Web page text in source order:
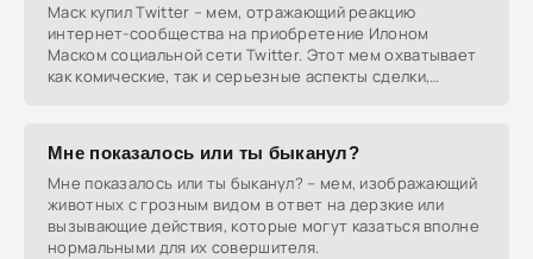
Маск купил Twitter – мем, отражающий реакцию
интернет-сообщества на приобретение Илоном
Маском социальной сети Twitter. Этот мем охватывает
как комические, так и серьезные аспекты сделки,
Мне показалось или ты быканул?
Мне показалось или ты быканул? – мем, изображающий
животных с грозным видом в ответ на дерзкие или
вызывающие действия, которые могут казаться вполне
нормальными для их совершителя.